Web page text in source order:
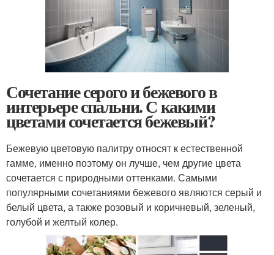
Сочетание серого и бежевого в
интерьере спальни. С какими
цветами сочетается бежевый?
Бежевую цветовую палитру относят к естественной
гамме, именно поэтому он лучше, чем другие цвета
сочетается с природными оттенками. Самыми
популярными сочетаниями бежевого являются серый и
белый цвета, а также розовый и коричневый, зеленый,
голубой и желтый колер.